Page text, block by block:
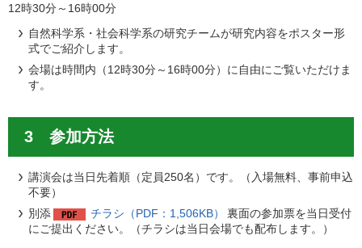
12時30分～16時00分
自然科学系・社会科学系の研究チームが研究内容をポスター形
式でご紹介します。
会場は時間内（12時30分～16時00分）に自由にご覧いただけま
す。
3 参加方法
講演会は当日先着順（定員250名）です。（入場無料、事前申込
不要）
別添
チラシ（PDF：1,506KB）
裏面の参加票を当日受付
にご提出ください。（チラシは当日会場でも配布します。）